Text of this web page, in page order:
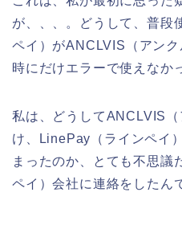
が、、、。どうして、普段
ペイ）がANCLVIS（アン
時にだけエラーで使えなか
私は、どうしてANCLVIS
け、LinePay（ラインペイ
まったのか、とても不思議
ペイ）会社に連絡をしたん